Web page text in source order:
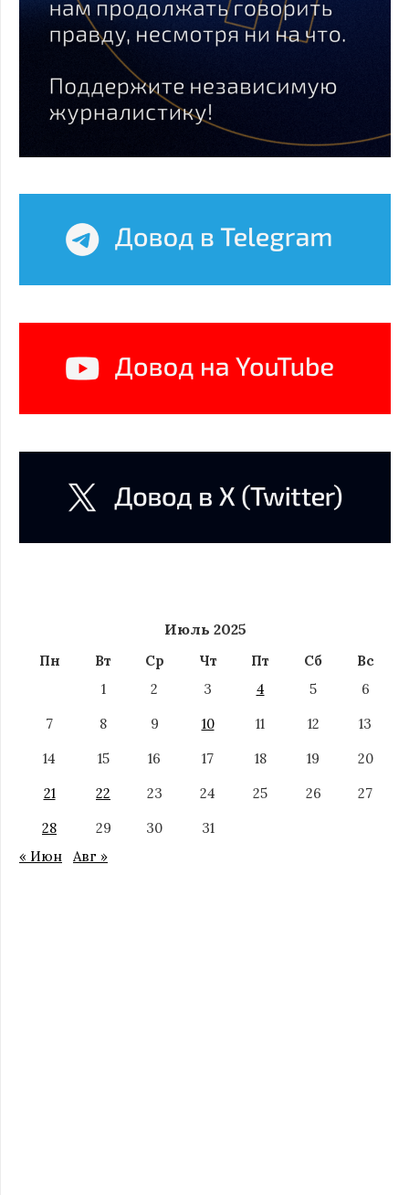
Июль 2025
Пн Вт Ср Чт Пт Сб
Вс
1
2 3 4 5
6
7
8 9 10 11 12
13
14
15 16 17 18 19
20
21
22 23 24 25 26
27
28
29 30
31
« Июн
Авг »